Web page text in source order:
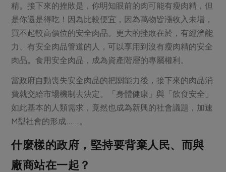
精。接下來的挫敗是，你明知眼前的肉可能有瘦肉精，但
是你還是得吃！因為比較便宜，因為萬物皆漲收入未增，
買不起較高價位的安全肉品。更大的挫敗在於，有經濟能
力、有安全肉品管道的人，可以享用到沒有瘦肉精的安全
肉品。食用安全肉品，成為資產階層的專屬權利。
當政府自動喪失安全肉品的把關能力後，接下來的肉品消
費就交給市場機制去決定。「身體健康」與「飲食安全」
如此基本的人類需求，竟然也成為新興的社會議題，加速
M型社會的形成……。
什麼樣的政府，堅持要背棄人民、而與
廠商站在一起？